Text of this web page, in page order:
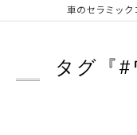
車のセラミック
タグ『